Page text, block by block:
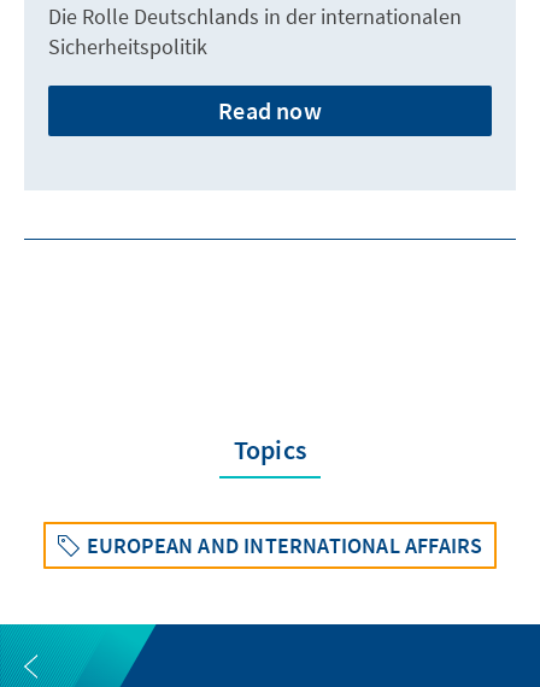
Die Rolle Deutschlands in der internationalen
Sicherheitspolitik
Read now
Topics
EUROPEAN AND INTERNATIONAL AFFAIRS